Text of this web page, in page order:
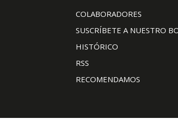
COLABORADORES
SUSCRÍBETE A NUESTRO
HISTÓRICO
RSS
RECOMENDAMOS